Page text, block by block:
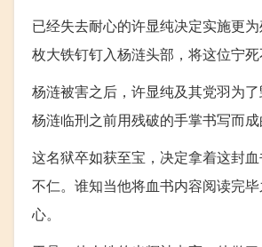
已经失去耐心的许显纯决定实施更
枚大铁钉钉入杨涟头部，将这位宁
杨涟被害之后，许显纯及其党羽为
杨涟临刑之前用残破的手掌书写而成
这名狱卒如获至宝，决定拿着这封
不仁。谁知当他将血书内容阅读完
心。